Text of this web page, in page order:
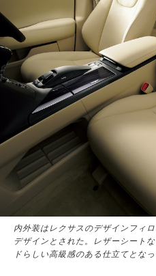
内外装はレクサスのデザインフィ
デザインとされた。レザーシート
ドらしい高級感のある仕立てとなっ